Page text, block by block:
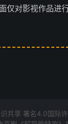
仅对影视作品进
共享 署名4.0国际